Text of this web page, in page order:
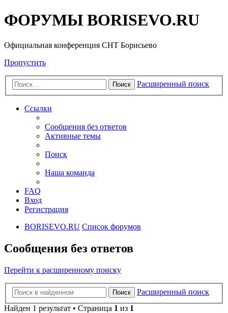
ФОРУМЫ BORISEVO.RU
Официальная конференция СНТ Борисьево
Пропустить
Поиск Расширенный поиск
Ссылки
Сообщения без ответов
Активные темы
Поиск
Наша команда
FAQ
Вход
Регистрация
BORISEVO.RU Список форумов
Сообщения без ответов
Перейти к расширенному поиску
Поиск
Расширенный поиск
Найден 1 результат • Страница 1 из 1